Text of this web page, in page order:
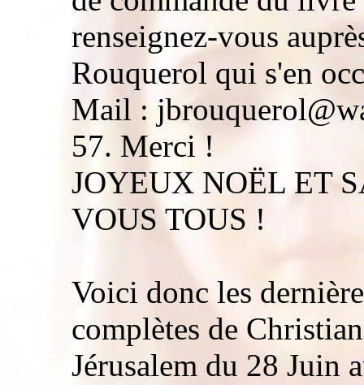
renseignez-vous
Rouquerol qui s'en
Mail :
57. Merci !
JOYEUX NOËL ET
VOUS TOUS !
Voici donc les
complètes de
Jérusalem du 28 Juin